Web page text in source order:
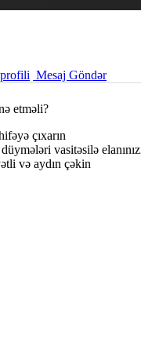
Mesaj Göndər
etməli?
çıxarın
vasitəsilə
və aydın çəkin